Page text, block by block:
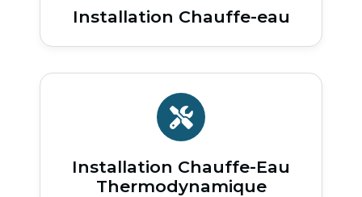
Installation Chauffe-eau
Installation Chauffe-Eau
Thermodynamique